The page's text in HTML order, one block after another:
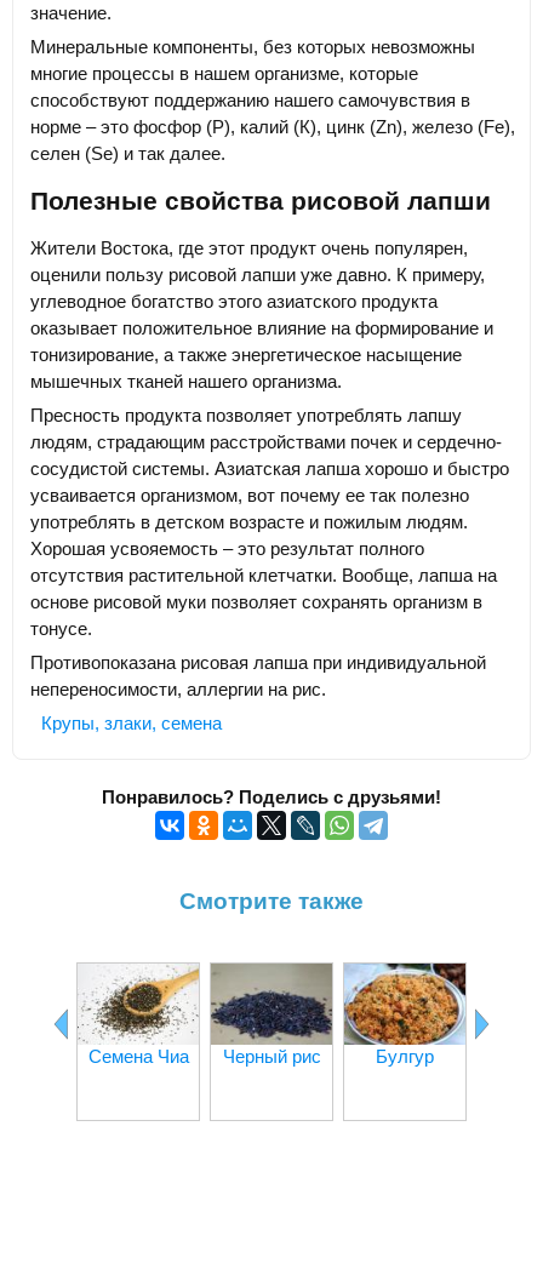
значение.
Минеральные компоненты, без которых невозможны
многие процессы в нашем организме, которые
способствуют поддержанию нашего самочувствия в
норме – это фосфор (Р), калий (К), цинк (Zn), железо (Fe),
селен (Se) и так далее.
Полезные свойства рисовой лапши
Жители Востока, где этот продукт очень популярен,
оценили пользу рисовой лапши уже давно. К примеру,
углеводное богатство этого азиатского продукта
оказывает положительное влияние на формирование и
тонизирование, а также энергетическое насыщение
мышечных тканей нашего организма.
Пресность продукта позволяет употреблять лапшу
людям, страдающим расстройствами почек и сердечно-
сосудистой системы. Азиатская лапша хорошо и быстро
усваивается организмом, вот почему ее так полезно
употреблять в детском возрасте и пожилым людям.
Хорошая усвояемость – это результат полного
отсутствия растительной клетчатки. Вообще, лапша на
основе рисовой муки позволяет сохранять организм в
тонусе.
Противопоказана рисовая лапша при индивидуальной
непереносимости, аллергии на рис.
Крупы, злаки, семена
Понравилось? Поделись с друзьями!
Смотрите также
Семена Чиа Черный рис Булгур